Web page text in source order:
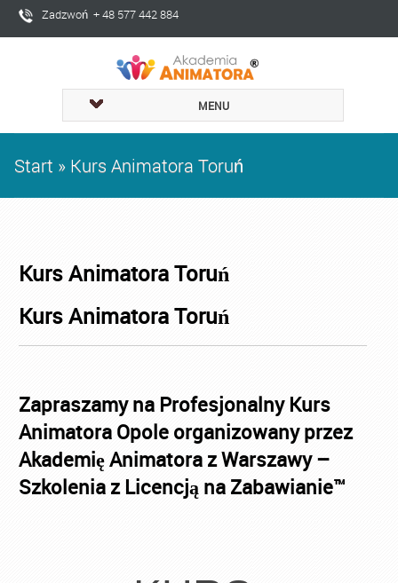
Zadzwoń + 48 577 442 884
MENU
Start » Kurs Animatora Toruń
Kurs Animatora Toruń
Kurs Animatora Toruń
Zapraszamy na Profesjonalny Kurs
Animatora Opole organizowany przez
Akademię Animatora z Warszawy –
Szkolenia z Licencją na Zabawianie™